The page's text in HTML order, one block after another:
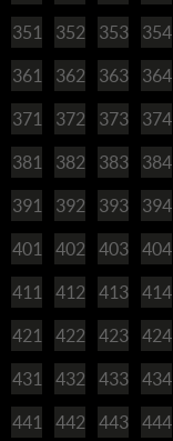
351 352 353 354
361 362 363 364
371 372 373 374
381 382 383 384
391 392 393 394
401 402 403 404
411 412 413 414
421 422 423 424
431 432 433 434
441 442 443 444